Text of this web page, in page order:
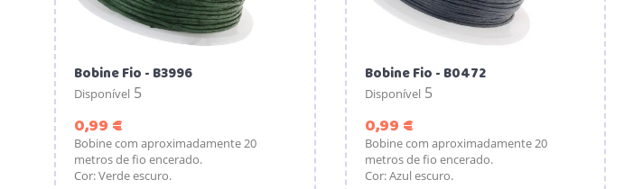
Bobine Fio - B3996
Disponível 5
0,99 €
Bobine com aproximadamente 20
metros de fio encerado.
Cor: Verde escuro.
Bobine Fio - B0472
Disponível 5
0,99 €Preço
Bobine com aproximadamente 20
metros de fio encerado.
Cor: Azul escuro.